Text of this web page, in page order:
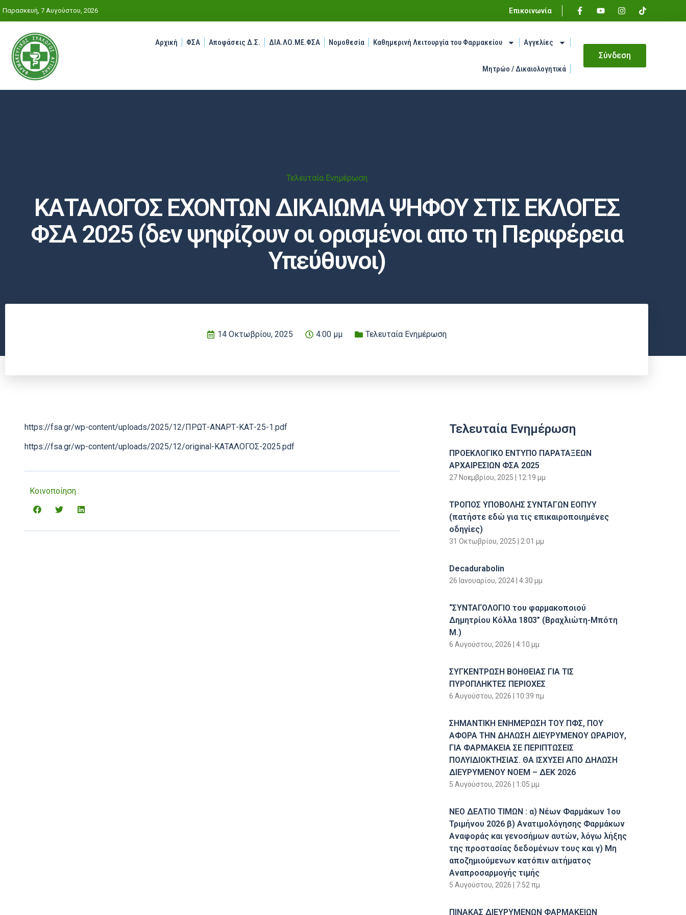
Παρασκευή, 7 Αυγούστου, 2026 Επικοινωνία
Αρχική ΦΣΑ Αποφάσεις Δ.Σ. ΔΙΑ.ΛΟ.ΜΕ.ΦΣΑ Νομοθεσία Καθημερινή Λειτουργία του Φαρμακείου Αγγελίες
Μητρώο / Δικαιολογητικά
Σύνδεση
Τελευταία Ενημέρωση
ΚΑΤΑΛΟΓΟΣ ΕΧΟΝΤΩΝ ΔΙΚΑΙΩΜΑ ΨΗΦΟΥ ΣΤΙΣ ΕΚΛΟΓΕΣ
ΦΣΑ 2025 (δεν ψηφίζουν οι ορισμένοι απο τη Περιφέρεια
Υπεύθυνοι)
14 Οκτωβρίου, 2025 4:00 μμ Τελευταία Ενημέρωση
https://fsa.gr/wp-content/uploads/2025/12/ΠΡΩΤ-ΑΝΑΡΤ-ΚΑΤ-25-1.pdf
https://fsa.gr/wp-content/uploads/2025/12/original-ΚΑΤΑΛΟΓΟΣ-2025.pdf
Κοινοποίηση :
Τελευταία Ενημέρωση
ΠΡΟΕΚΛΟΓΙΚΟ ΕΝΤΥΠΟ ΠΑΡΑΤΑΞΕΩΝ
ΑΡΧΑΙΡΕΣΙΩΝ ΦΣΑ 2025
27 Νοεμβρίου, 2025 12:19 μμ
ΤΡΟΠΟΣ ΥΠΟΒΟΛΗΣ ΣΥΝΤΑΓΩΝ ΕΟΠΥΥ
(πατήστε εδώ για τις επικαιροποιημένες
οδηγίες)
31 Οκτωβρίου, 2025 2:01 μμ
Decadurabolin
26 Ιανουαρίου, 2024 4:30 μμ
“ΣΥΝΤΑΓΟΛΟΓΙΟ του φαρμακοποιού
Δημητρίου Κόλλα 1803” (Βραχλιώτη-Μπότη
Μ.)
6 Αυγούστου, 2026 4:10 μμ
ΣΥΓΚΕΝΤΡΩΣΗ ΒΟΗΘΕΙΑΣ ΓΙΑ ΤΙΣ
ΠΥΡΟΠΛΗΚΤΕΣ ΠΕΡΙΟΧΕΣ
6 Αυγούστου, 2026 10:39 πμ
ΣΗΜΑΝΤΙΚΗ ΕΝΗΜΕΡΩΣΗ ΤΟΥ ΠΦΣ, ΠΟΥ
ΑΦΟΡΑ ΤΗΝ ΔΗΛΩΣΗ ΔΙΕΥΡΥΜΕΝΟΥ ΩΡΑΡΙΟΥ,
ΓΙΑ ΦΑΡΜΑΚΕΙΑ ΣΕ ΠΕΡΙΠΤΩΣΕΙΣ
ΠΟΛΥΙΔΙΟΚΤΗΣΙΑΣ. ΘΑ ΙΣΧΥΣΕΙ ΑΠΟ ΔΗΛΩΣΗ
ΔΙΕΥΡΥΜΕΝΟΥ ΝΟΕΜ – ΔΕΚ 2026
5 Αυγούστου, 2026 1:05 μμ
ΝΕΟ ΔΕΛΤΙΟ ΤΙΜΩΝ : α) Νέων Φαρμάκων 1ου
Τριμήνου 2026 β) Ανατιμολόγησης Φαρμάκων
Αναφοράς και γενοσήμων αυτών, λόγω λήξης
της προστασίας δεδομένων τους και γ) Μη
αποζημιούμενων κατόπιν αιτήματος
Αναπροσαρμογής τιμής
5 Αυγούστου, 2026 7:52 πμ
ΠΙΝΑΚΑΣ ΔΙΕΥΡΥΜΕΝΩΝ ΦΑΡΜΑΚΕΙΩΝ